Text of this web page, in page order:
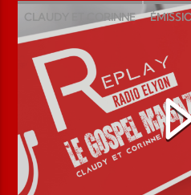
CLAUDY ET CORINNE
MAGAZINE